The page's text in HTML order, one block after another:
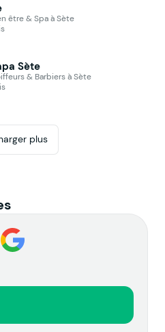
être & Spa à Sète
Sète
& Barbiers à Sète
plus